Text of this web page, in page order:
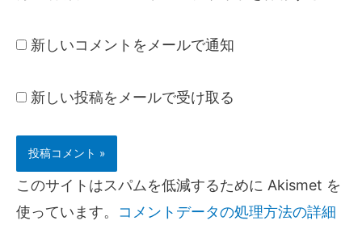
新しいコメントをメールで通知
新しい投稿をメールで受け取る
このサイトはスパムを低減するために Akismet を
使っています。 コメントデータの処理方法の詳細